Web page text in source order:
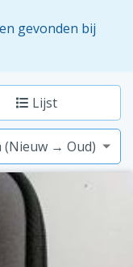
Lijst